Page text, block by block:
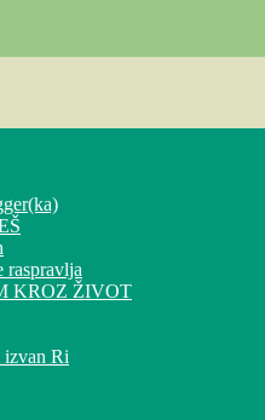
raspravlja
KROZ ŽIVOT
Ri